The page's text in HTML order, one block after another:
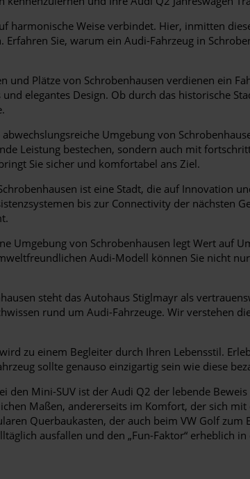
harmonische Weise verbindet. Hier, inmitten
Sie, warum ein Audi-Fahrzeug in
und Plätze von Schrobenhausen verdienen ein
elegantes Design. Ob durch das historische
abwechslungsreiche Umgebung von
Leistung bestechen, sondern auch mit
Sie sicher und komfortabel ans Ziel.
ist eine Stadt, die auf Innovation
bis zur Connectivity der nächsten
Umgebung von Schrobenhausen legt Wert auf
Audi-Modell können Sie nicht
steht das Autohaus Stiglmayr als
rund um Audi-Fahrzeuge. Wir verstehen
zu einem Begleiter durch Ihren Lebensstil.
sollte genauso einzigartig sein wie diese
den Mini-SUV ist der Audi Q2 der lebende
Maßen, andererseits im Komfort, der sich
Querbaukasten, der auch beim VW Golf
ausfallen und den „Fun-Faktor“ erheblich